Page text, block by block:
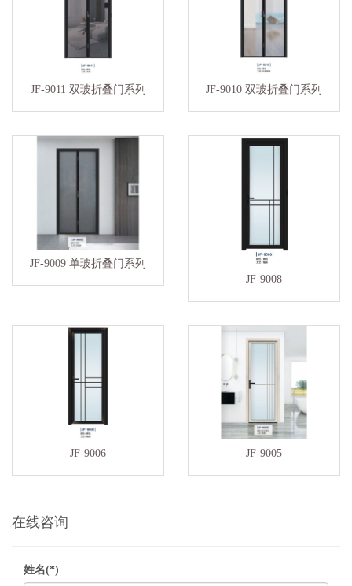
JF-9011 双玻折叠门系列 JF-9010 双玻折叠门系列
JF-9009 单玻折叠门系列
JF-9008
JF-9006 JF-9005
在线咨询
姓名(*)